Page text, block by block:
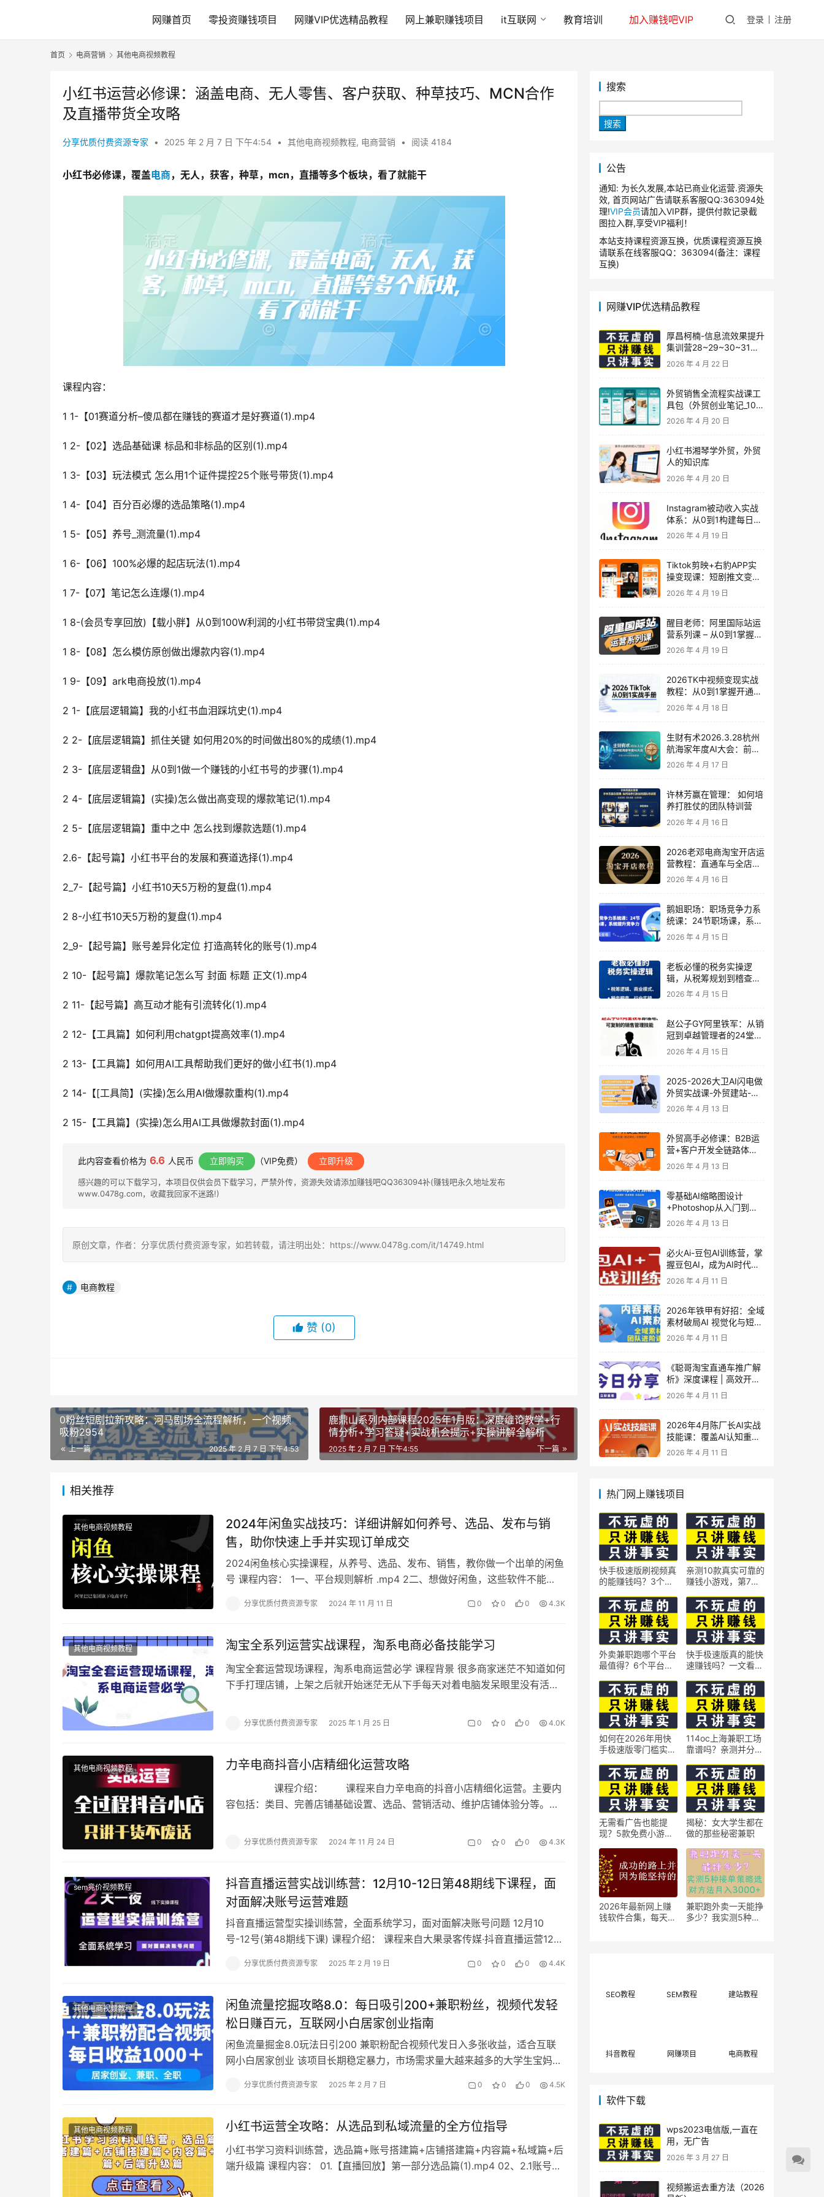
网赚首页 零投资赚钱项目 网赚VIP优选精品教程 网上兼职赚钱项目 it互联网 教育培训 加入赚钱吧VIP 登录 注册
首页 电商营销 其他电商视频教程
小红书运营必修课：涵盖电商、无人零售、客户获取、种草技巧、MCN合作
及直播带货全攻略
分享优质付费资源专家 • 2025 年 2 月 7 日 下午4:54 • 其他电商视频教程, 电商营销 • 阅读 4184
小红书必修课，覆盖电商，无人，获客，种草，mcn，直播等多个板块，看了就能干
课程内容：
1 1-【01赛道分析–傻瓜都在赚钱的赛道才是好赛道(1).mp4
1 2-【02】选品基础课 标品和非标品的区别(1).mp4
1 3-【03】玩法模式 怎么用1个证件提控25个账号带货(1).mp4
1 4-【04】百分百必爆的选品策略(1).mp4
1 5-【05】养号_测流量(1).mp4
1 6-【06】100%必爆的起店玩法(1).mp4
1 7-【07】笔记怎么连爆(1).mp4
1 8-(会员专享回放)【载小胖】从0到100W利润的小红书带贷宝典(1).mp4
1 8-【08】怎么模仿原创做出爆款内容(1).mp4
1 9-【09】ark电商投放(1).mp4
2 1-【底层逻辑篇】我的小红书血泪踩坑史(1).mp4
2 2-【底层逻辑篇】抓住关键 如何用20%的时间做出80%的成绩(1).mp4
2 3-【底层逻辑盘】从0到1做一个赚钱的小红书号的步骤(1).mp4
2 4-【底层逻辑篇】(实操)怎么做出高变现的爆款笔记(1).mp4
2 5-【底层逻辑篇】重中之中 怎么找到爆款选题(1).mp4
2.6-【起号篇】小红书平台的发展和赛道选择(1).mp4
2_7-【起号篇】小红书10天5万粉的复盘(1).mp4
2 8-小红书10天5万粉的复盘(1).mp4
2_9-【起号篇】账号差异化定位 打造高转化的账号(1).mp4
2 10-【起号篇】爆款笔记怎么写 封面 标题 正文(1).mp4
2 11-【起号篇】高互动才能有引流转化(1).mp4
2 12-【工具篇】如何利用chatgpt提高效率(1).mp4
2 13-【工具篇】如何用AI工具帮助我们更好的做小红书(1).mp4
2 14-【[工具简】(实操)怎么用AI做爆款重构(1).mp4
2 15-【工具篇】(实操)怎么用AI工具做爆款封面(1).mp4
此内容查看价格为 6.6 人民币 立即购买 （VIP免费） 立即升级
感兴趣的可以下载学习，本项目仅供会员下载学习，严禁外传，资源失效请添加赚钱吧QQ363094补(赚钱吧永久地址发布
www.0478g.com，收藏我回家不迷路!)
原创文章，作者：分享优质付费资源专家，如若转载，请注明出处：https://www.0478g.com/it/14749.html
电商教程
赞 (0)
0粉丝短剧拉新攻略：河马剧场全流程解析，一个视频
吸粉2954
上一篇 2025 年 2 月 7 日 下午4:53
鹿鼎山系列内部课程2025年1月版：深度缠论教学+行
情分析+学习答疑+实战机会提示+实操讲解全解析
下一篇
2025 年 2 月 7 日 下午4:55
相关推荐
其他电商视频教程
2024年闲鱼实战技巧：详细讲解如何养号、选品、发布与销
售，助你快速上手并实现订单成交
2024闲鱼核心实操课程，从养号、选品、发布、销售，教你做一个出单的闲鱼
号 课程内容： 1一、平台规则解析 .mp4 2二、想做好闲鱼，这些软件不能
分享优质付费资源专家 2024 年 11 月 11 日 0 0 0 4.3K
其他电商视频教程 淘宝全系列运营实战课程，淘系电商必备技能学习
淘宝全套运营现场课程，淘系电商运营必学 课程背景 很多商家迷茫不知道如何
下手打理店铺，上架之后就开始迷茫无从下手每天对着电脑发呆眼里没有活，
分享优质付费资源专家 2025 年 1 月 25 日 0 0 0 4.0K
其他电商视频教程 力辛电商抖音小店精细化运营攻略
课程介绍： 课程来自力辛电商的抖音小店精细化运营。主要内
容包括：类目、完善店铺基础设置、选品、营销活动、维护店铺体验分等。做
分享优质付费资源专家 2024 年 11 月 24 日 0 0 0 4.3K
sem竞价视频教程
抖音直播运营实战训练营：12月10-12日第48期线下课程，面
对面解决账号运营难题
抖音直播运营型实操训练营，全面系统学习，面对面解决账号问题 12月10
号-12号(第48期线下课) 课程介绍： 课程来自大果录客传媒·抖音直播运营12月
分享优质付费资源专家 2025 年 2 月 19 日 0 0 0 4.4K
其他电商视频教程
闲鱼流量挖掘攻略8.0：每日吸引200+兼职粉丝，视频代发轻
松日赚百元，互联网小白居家创业指南
闲鱼流量掘金8.0玩法日引200 兼职粉配合视频代发日入多张收益，适合互联
网小白居家创业 该项目长期稳定暴力，市场需求量大越来越多的大学生宝妈群
分享优质付费资源专家 2025 年 2 月 7 日 0 0 0 4.5K
其他电商视频教程 小红书运营全攻略：从选品到私域流量的全方位指导
小红书学习资料训练营，选品篇+账号搭建篇+店铺搭建篇+内容篇+私域篇+后
端升级篇 课程内容： 01.【直播回放】第一部分选品篇(1).mp4 02、2.1账号搭
搜索
搜索
公告
通知: 为长久发展,本站已商业化运营.资源失
效, 首页网站广告请联系客服QQ:363094处
理!VIP会员请加入VIP群，提供付款记录截
图拉入群,享受VIP福利！
本站支持课程资源互换，优质课程资源互换
请联系在线客服QQ：363094(备注：课程
互换)
网赚VIP优选精品教程
厚昌柯楠-信息流效果提升
集训营28~29~30~31
期，智能投放·巨量AD/百
度优化·AI提效指南
2026 年 4 月 22 日
外贸销售全流程实战课工
具包（外贸创业笔记_10年
外贸经验）
2026 年 4 月 20 日
小红书湘琴学外贸，外贸
人的知识库
2026 年 4 月 20 日
Instagram被动收入实战
体系：从0到1构建每日盈
利的自动销售漏斗
2026 年 4 月 19 日
Tiktok剪映+右豹APP实
操变现课：短剧推文变现
全教程来了！
2026 年 4 月 19 日
醒目老师：阿里国际站运
营系列课 – 从0到1掌握平
台运营核心技巧
2026 年 4 月 19 日
2026TK中视频变现实战
教程：从0到1掌握开通、
养号、剪辑到变现，新手
副业首选
2026 年 4 月 18 日
生财有术2026.3.28杭州
航海家年度AI大会：前沿
趋势×落地案例×技能图谱
2026 年 4 月 17 日
许林芳赢在管理： 如何培
养打胜仗的团队特训营
2026 年 4 月 16 日
2026老邓电商淘宝开店运
营教程：直通车与全店推
广系统课
2026 年 4 月 16 日
鹅姐职场：职场竞争力系
统课：24节职场课，系统
提升竞争力
2026 年 4 月 15 日
老板必懂的税务实操逻
辑，从税筹规划到稽查应
对，为企业稳健增长保驾
2026 年 4 月 15 日
赵公子GY阿里铁军：从销
冠到卓越管理者的24堂实
战课
2026 年 4 月 15 日
2025-2026大卫AI闪电做
外贸实战课-外贸建站-开
发客户-内容营销-从0到3
2026 年 4 月 13 日
外贸高手必修课：B2B运
营+客户开发全链路体系
课 | 从0到1成为外贸精英
2026 年 4 月 13 日
零基础AI缩略图设计
+Photoshop从入门到精
通 全套教程（含形象照拍
2026 年 4 月 13 日
必火Ai-豆包AI训练营，掌
握豆包AI，成为AI时代的
全能型人才
2026 年 4 月 11 日
2026年铁甲有好招：全域
素材破局AI 视觉化与短剧
营销实战指南——高效增
策略
2026 年 4 月 11 日
《聪哥淘宝直通车推广解
析》深度课程 | 高效开
车、极速投产系统实操课
2026 年 4 月 11 日
2026年4月陈厂长AI实战
技能课：覆盖AI认知重
构、智能体与大模型解
2026 年 4 月 11 日
热门网上赚钱项目
快手极速版刷视频真
的能赚钱吗？3个隐
亲测10款真实可靠的
赚钱小游戏，第7款
外卖兼职跑哪个平台
最值得？6个平台实
快手极速版真的能快
速赚钱吗？一文看懂
如何在2026年用快
手极速版零门槛实现
技巧
114oc上海兼职工场
靠谱吗？亲测并分享
无需看广告也能提
现？5款免费小游戏
揭秘：女大学生都在
做的那些秘密兼职
2026年最新网上赚
钱软件合集，每天免
兼职跑外卖一天能挣
多少？我实测5种接
SEO教程 SEM教程 建站教程
抖音教程 网赚项目 电商教程
软件下载
wps2023电信版,一直在
用，无广告
2026 年 3 月 27 日
视频搬运去重方法（2026